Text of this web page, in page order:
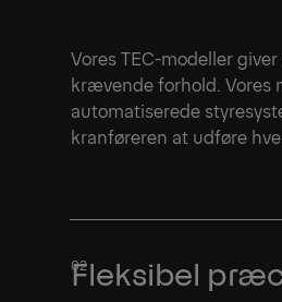
Vores TEC-modeller
krævende forhold. Vores
automatiserede
kranføreren at udføre
Fleksibel